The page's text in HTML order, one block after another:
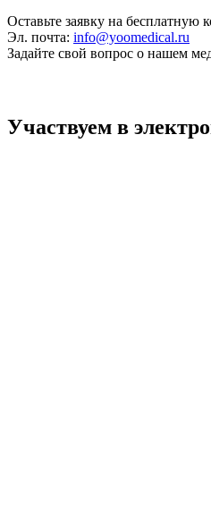
Оставьте заявку на бесплатную
Эл. почта: info@yoomedical.ru
Задайте свой вопрос о нашем
Участвуем в